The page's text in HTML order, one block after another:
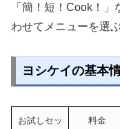
「簡！短！Cook！
わせてメニューを選
ヨシケイの基本
お試しセッ
料金